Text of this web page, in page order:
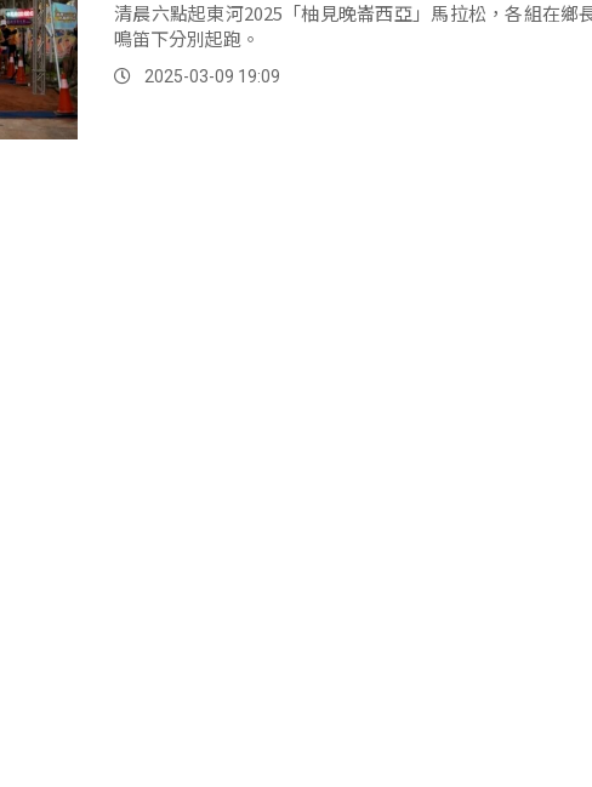
清晨六點起東河2025「柚見晚崙西亞」馬拉松，各組在鄉
鳴笛下分別起跑。
2025-03-09 19:09